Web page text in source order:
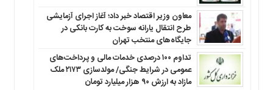
معاون وزیر اقتصاد خبر داد؛ آغاز اجرای آزمایشی
طرح انتقال یارانه سوخت به کارت بانکی در
جایگاه‌های منتخب تهران
تداوم ۱۰۰ درصدی خدمات مالی و پرداخت‌های
عمومی در شرایط جنگی/ مولدسازی ۲۱۷۳ ملک
مازاد به ارزش ۹۰ هزار میلیارد تومان